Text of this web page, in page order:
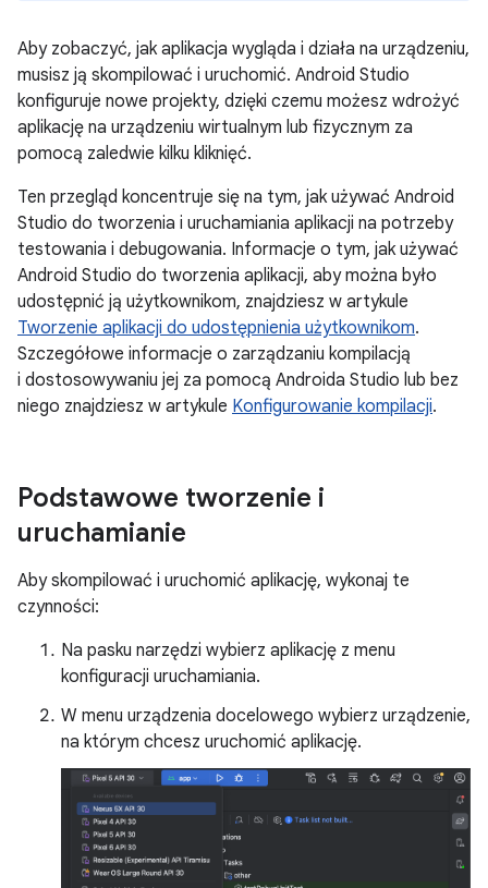
Aby zobaczyć, jak aplikacja wygląda i działa na urządzeniu,
musisz ją skompilować i uruchomić. Android Studio
konfiguruje nowe projekty, dzięki czemu możesz wdrożyć
aplikację na urządzeniu wirtualnym lub fizycznym za
pomocą zaledwie kilku kliknięć.
Ten przegląd koncentruje się na tym, jak używać Android
Studio do tworzenia i uruchamiania aplikacji na potrzeby
testowania i debugowania. Informacje o tym, jak używać
Android Studio do tworzenia aplikacji, aby można było
udostępnić ją użytkownikom, znajdziesz w artykule
Tworzenie aplikacji do udostępnienia użytkownikom.
Szczegółowe informacje o zarządzaniu kompilacją
i dostosowywaniu jej za pomocą Androida Studio lub bez
niego znajdziesz w artykule Konfigurowanie kompilacji.
Podstawowe tworzenie i
uruchamianie
Aby skompilować i uruchomić aplikację, wykonaj te
czynności:
Na pasku narzędzi wybierz aplikację z menu
konfiguracji uruchamiania.
W menu urządzenia docelowego wybierz urządzenie,
na którym chcesz uruchomić aplikację.